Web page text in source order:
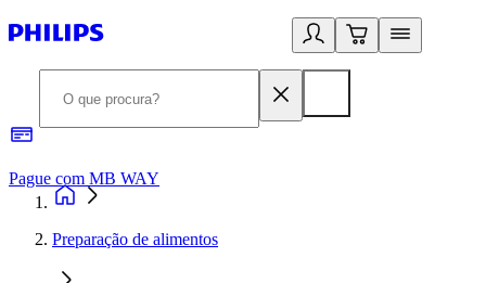
Pague com MB WAY
Preparação de alimentos